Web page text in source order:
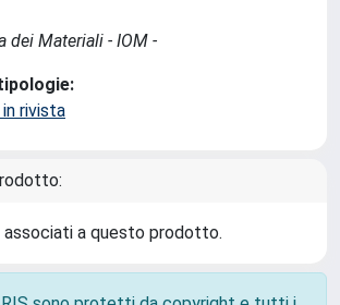
dei Materiali - IOM -
rivista
associati a questo prodotto.